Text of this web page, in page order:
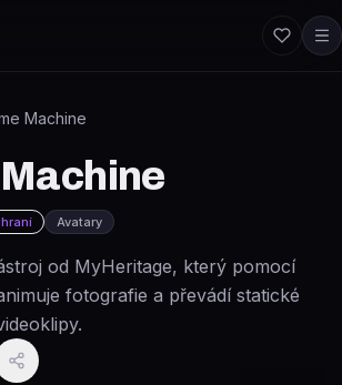
Machine
Avatary
od MyHeritage, který pomocí
fotografie a převádí statické